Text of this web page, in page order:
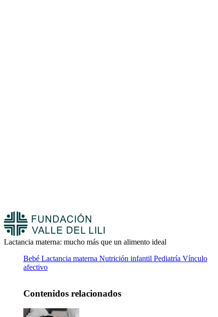
Lactancia materna: mucho más que un alimento ideal
Bebé Lactancia materna Nutrición infantil Pediatría Vínculo
afectivo
Contenidos relacionados